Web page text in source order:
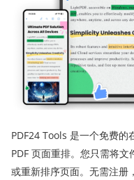
PDF24 Tools 是一个免费的
PDF 页面重排。您只需将
或重新排序页面。无需注册